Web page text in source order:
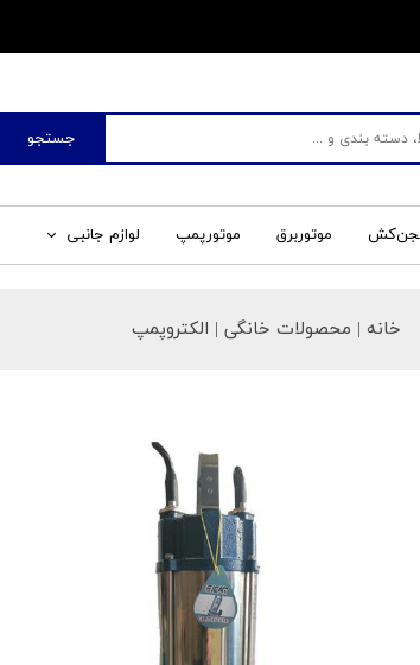
جستجو
موتوربرق موتورپمپ لوازم جانبی
خانه | محصولات خانگی | الکتروپمپ